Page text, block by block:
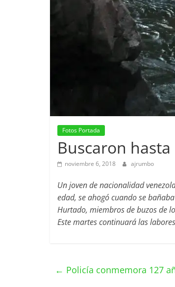
Fotos Portada
Buscaron
noviembre 6, 2018 ajrumbo
Un joven de nacionalidad
edad, se ahogó cuando se
Hurtado, miembros de buzos de
Este martes continuará las
← Policía conmemora 127